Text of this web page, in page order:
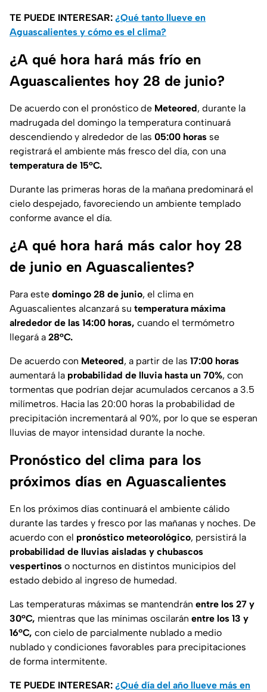
TE PUEDE INTERESAR: ¿Qué tanto llueve en
Aguascalientes y cómo es el clima?
¿A qué hora hará más frío en
Aguascalientes hoy 28 de junio?
De acuerdo con el pronóstico de Meteored, durante la
madrugada del domingo la temperatura continuará
descendiendo y alrededor de las 05:00 horas se
registrará el ambiente más fresco del día, con una
temperatura de 15°C.
Durante las primeras horas de la mañana predominará el
cielo despejado, favoreciendo un ambiente templado
conforme avance el día.
¿A qué hora hará más calor hoy 28
de junio en Aguascalientes?
Para este domingo 28 de junio, el clima en
Aguascalientes alcanzará su temperatura máxima
alrededor de las 14:00 horas, cuando el termómetro
llegará a 28°C.
De acuerdo con Meteored, a partir de las 17:00 horas
aumentará la probabilidad de lluvia hasta un 70%, con
tormentas que podrían dejar acumulados cercanos a 3.5
milímetros. Hacia las 20:00 horas la probabilidad de
precipitación incrementará al 90%, por lo que se esperan
lluvias de mayor intensidad durante la noche.
Pronóstico del clima para los
próximos días en Aguascalientes
En los próximos días continuará el ambiente cálido
durante las tardes y fresco por las mañanas y noches. De
acuerdo con el pronóstico meteorológico, persistirá la
probabilidad de lluvias aisladas y chubascos
vespertinos o nocturnos en distintos municipios del
estado debido al ingreso de humedad.
Las temperaturas máximas se mantendrán entre los 27 y
30°C, mientras que las mínimas oscilarán entre los 13 y
16°C, con cielo de parcialmente nublado a medio
nublado y condiciones favorables para precipitaciones
de forma intermitente.
TE PUEDE INTERESAR: ¿Qué día del año llueve más en